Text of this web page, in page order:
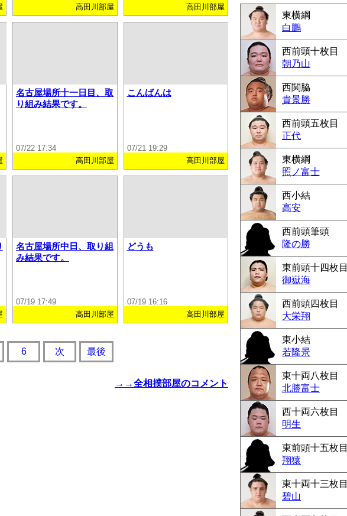
高田川部屋
高田川部屋
名古屋場所十一日目、取
り組み結果です。
07/22 17:34
高田川部屋
こんばんは
07/21 19:29
高田川部屋
名古屋場所中日、取り組
み結果です。
07/19 17:49
高田川部屋
どうも
07/19 16:16
高田川部屋
6 次 最後
→→全相撲部屋のコメント
東横綱
白鵬
西前頭十枚目
朝乃山
西関脇
貴景勝
西前頭五枚目
正代
東横綱
照ノ富士
西小結
高安
西前頭筆頭
隆の勝
東前頭十四枚目
御嶽海
西前頭四枚目
大栄翔
東小結
若隆景
東十両八枚目
北勝富士
西十両六枚目
明生
東前頭十五枚目
翔猿
東十両十三枚目
碧山